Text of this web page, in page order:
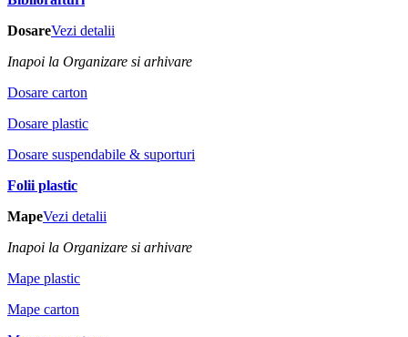
DosareVezi detalii
Inapoi la Organizare si arhivare
Dosare carton
Dosare plastic
Dosare suspendabile & suporturi
Folii plastic
MapeVezi detalii
Inapoi la Organizare si arhivare
Mape plastic
Mape carton